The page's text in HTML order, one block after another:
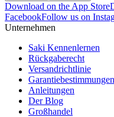
Download on the App Store
FacebookFollow us on
Unternehmen
Saki Kennenlernen
Rückgaberecht
Versandrichtlinie
Garantiebestimmungen
Anleitungen
Der Blog
Großhandel